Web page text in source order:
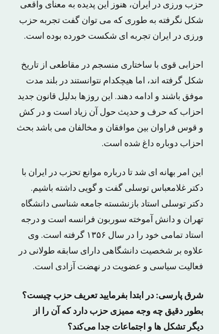
حزب ورزی در ایران، هنوز این پدیده به معنای واقعی
شکل نگرفته به طوری که می توان گفت تجربه‌ حزب
ورزی در ایران تجربه ای شکست خورده بوده است.
احزابی قوی با ساختاری منسجم در مقاطعی از تاریخ
شکل گرفته اند، اما هیچکدام نتوانستند در بلند مدت
موفق باشند و ادامه دهند. این روزها بدلیل قانون جدید
احزاب که حرف و حدیث حول آن زیاد است و در کش
و قوس فراوان بین موافقان و مخالفان می باشد بحث
احزاب دوباره داغ شده است.
این امر بهانه ای شد تا درباره موانع تحزب در ایران با
دکتر غلامعباس توسلی گفت و گویی داشته باشیم.
دکتر توسلی استاد بازنشسته جامعه شناسی دانشگاه
تهران و دانش آموخته سوربون فرانسه است و درجه
استاد تمامی خود را در سال ۱۳۵۶ گرفته است. وی
علاوه بر شخصیت دانشگاهی دارای سابقه طولانی در
فعالیت سیاسی و عضویت در نهضت آزادی است.
شرق پارسی: در ابتدا بفرمایید تعریف حزب چیست؟
بطور دقیق چه وجه ممیزی حزب دارد که آن را از
دیگر تشکل ‌ها و اجتماعات جدا می‌کند؟